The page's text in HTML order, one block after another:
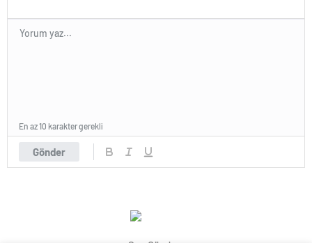
Gönder
En az 10 karakter gerekli